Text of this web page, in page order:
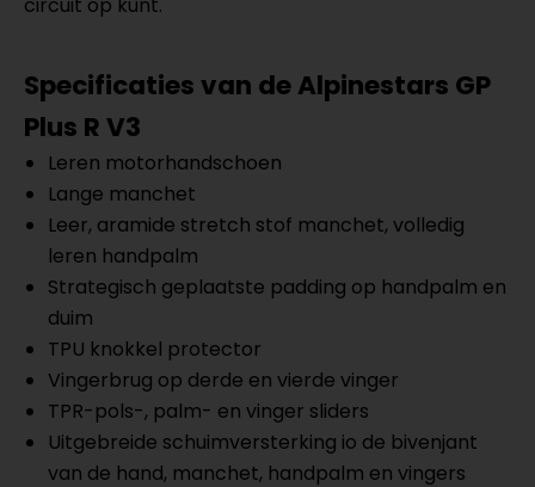
Specificaties van deAlpinestars GP
Plus R V3
Leren motorhandschoen
Lange manchet
Leer, aramide stretch stof manchet, volledig
leren handpalm
Strategisch geplaatste padding op handpalm en
duim
TPU knokkel protector
Vingerbrug op derde en vierde vinger
TPR-pols-, palm- en vinger sliders
Uitgebreide schuimversterking io de bivenjant
van de hand, manchet, handpalm en vingers